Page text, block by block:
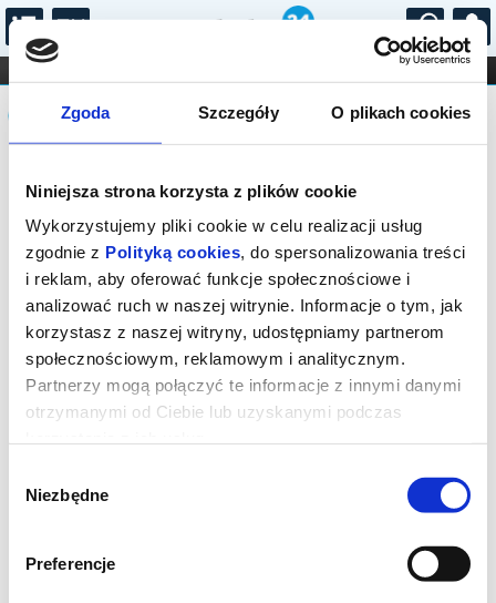
Zgoda Szczegóły O plikach cookies
Niniejsza strona korzysta z plików cookie
Wykorzystujemy pliki cookie w celu realizacji usług
zgodnie z Polityką cookies, do spersonalizowania treści
i reklam, aby oferować funkcje społecznościowe i
analizować ruch w naszej witrynie. Informacje o tym, jak
korzystasz z naszej witryny, udostępniamy partnerom
społecznościowym, reklamowym i analitycznym.
Partnerzy mogą połączyć te informacje z innymi danymi
otrzymanymi od Ciebie lub uzyskanymi podczas
zgody
Niezbędne
Preferencje
...
FILHARMONIA OPERA I BALET
STAND-UP
DLA DZIECI
Komunikat
Sprzedaż on-line została zakończona,
sprawdź dostępność biletów w kasie.